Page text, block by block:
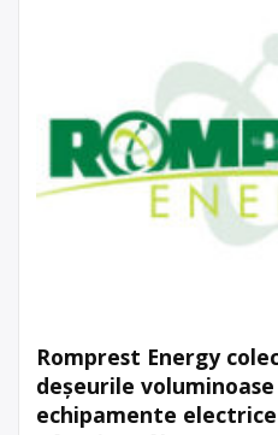
Romprest Energy
deşeurile
echipamente